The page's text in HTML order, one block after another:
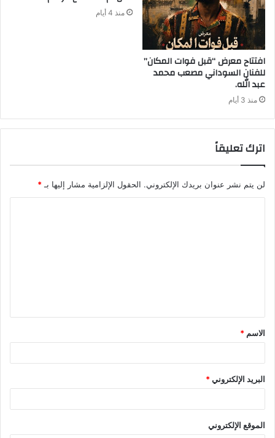
افتتاح معرض “قبل فوات المكان”
للفنان السوداني مصعب محمد
عبد الله.
منذ 3 أيام
منذ 4 أيام
اترك تعليقاً
لن يتم نشر عنوان بريدك الإلكتروني. الحقول الإلزامية مشار إليها بـ*
ق
*
الاسم *
البريد الإلكتروني*
الموقع الإلكتروني